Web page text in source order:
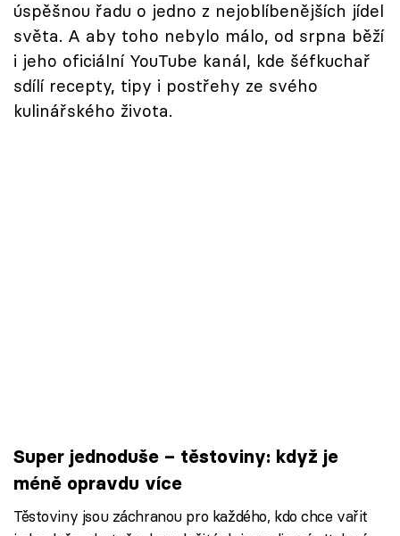
úspěšnou řadu o jedno z nejoblíbenějších jídel
světa. A aby toho nebylo málo, od srpna běží
i jeho oficiální YouTube kanál, kde šéfkuchař
sdílí recepty, tipy i postřehy ze svého
kulinářského života.
Super jednoduše – těstoviny: když je
méně opravdu více
Těstoviny jsou záchranou pro každého, kdo chce vařit